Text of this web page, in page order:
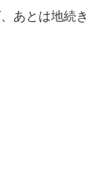
あとは地続き